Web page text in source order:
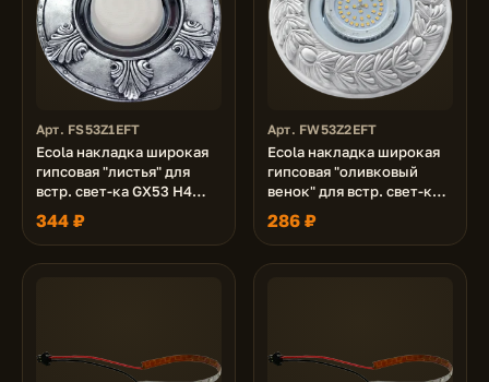
Арт. FS53Z1EFT
Ecola накладка широкая
гипсовая "листья" для
встр. свет-ка GX53 H4
черненое серебро 19х195
344 ₽
Арт. FW53Z2EFT
Ecola накладка широкая
гипсовая "оливковый
венок" для встр. свет-ка
GX53 H4 белая 23х195
286 ₽